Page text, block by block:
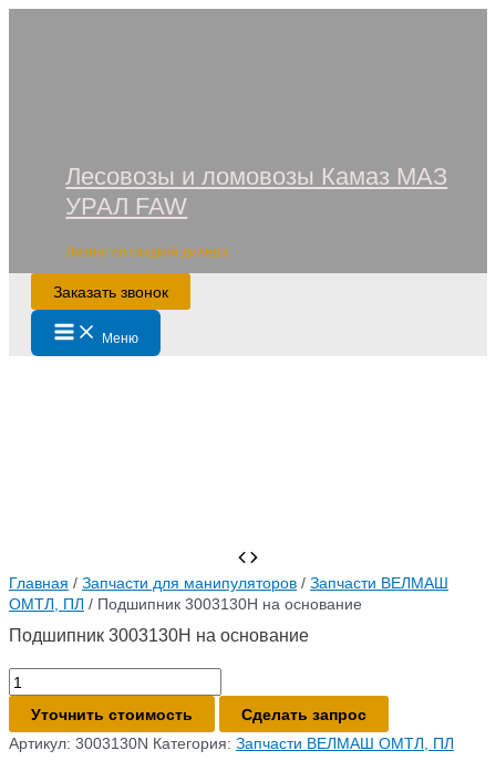
Лесовозы и ломовозы Камаз МАЗ
УРАЛ FAW
Лизинг со скидкой дилера
Заказать звонок
Main
Menu Меню
Главная / Запчасти для манипуляторов / Запчасти ВЕЛМАШ
ОМТЛ, ПЛ / Подшипник 3003130Н на основание
Подшипник 3003130Н на основание
Количество
товара
Подшипник
3003130Н
Уточнить стоимость
Сделать запрос
Артикул: 3003130N Категория: Запчасти ВЕЛМАШ ОМТЛ, ПЛ